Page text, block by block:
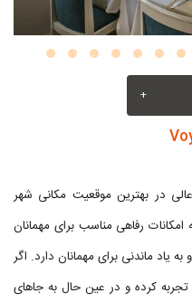
+
از هتل‌های ۵ ستاره عالی در بهترین موقعیت مکانی شهر
رفاهی مناسب برای مهمانان
یاد ماندنی برای مهمانان دارد. اگر
کرده و در عین حال به جاهای